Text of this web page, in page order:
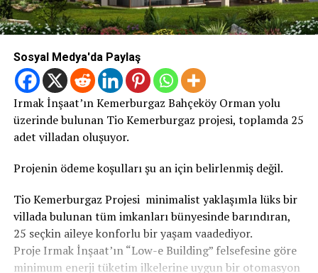
Sosyal Medya'da Paylaş
Irmak İnşaat’ın Kemerburgaz Bahçeköy Orman yolu
üzerinde bulunan Tio Kemerburgaz projesi, toplamda 25
adet villadan oluşuyor.
Projenin ödeme koşulları şu an için belirlenmiş değil.
Tio Kemerburgaz Projesi minimalist yaklaşımla lüks bir
villada bulunan tüm imkanları bünyesinde barındıran,
25 seçkin aileye konforlu bir yaşam vaadediyor.
Proje Irmak İnşaat’ın “Low-e Building” felsefesine göre
minimum enerji tüketim ilkelerine uygun bir otomasyon